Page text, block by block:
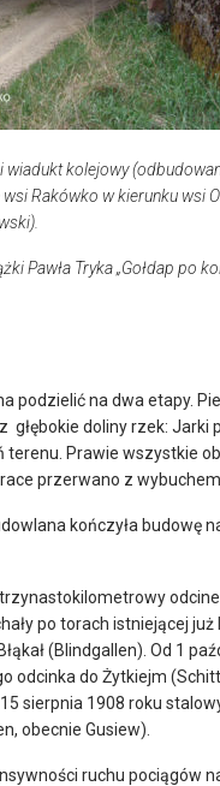
wiadukt kolejowy
Rakówko w kierunku wsi
Pawła Tryka „Gołdap po
podzielić na dwa etapy.
doliny rzek: Jarki
Prawie wszystkie
przerwano z
kończyła budowę
po torach istniejącej
(Blindgallen). Od 1
odcinka do Żytkiejm
sierpnia 1908 roku
obecnie Gusiew).
ruchu pociągów